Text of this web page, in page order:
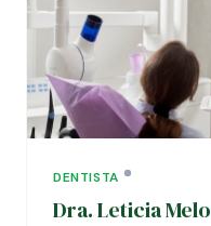
DENTISTA
Dra. Leticia Melo